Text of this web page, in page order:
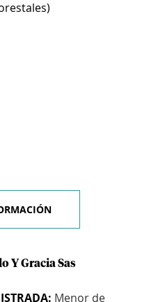
Y Gracia Sas
Menor de